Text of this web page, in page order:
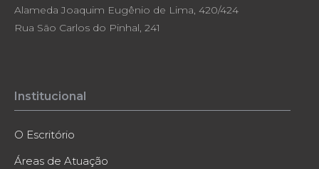
Alameda Joaquim Eugênio de Lima, 420/424
Rua São Carlos do Pinhal, 241
Institucional
O Escritório
Áreas de Atuação